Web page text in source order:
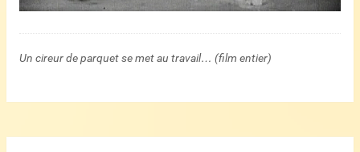
Un cireur de parquet se met au travail… (film entier)